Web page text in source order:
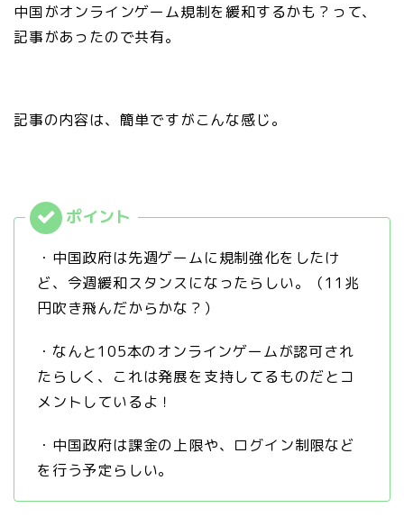
中国がオンラインゲーム規制を緩和するかも？って、
記事があったので共有。
記事の内容は、簡単ですがこんな感じ。
・中国政府は先週ゲームに規制強化をしたけ
ど、今週緩和スタンスになったらしい。（11兆
円吹き飛んだからかな？）
・なんと105本のオンラインゲームが認可され
たらしく、これは発展を支持してるものだとコ
メントしているよ！
・中国政府は課金の上限や、ログイン制限など
を行う予定らしい。